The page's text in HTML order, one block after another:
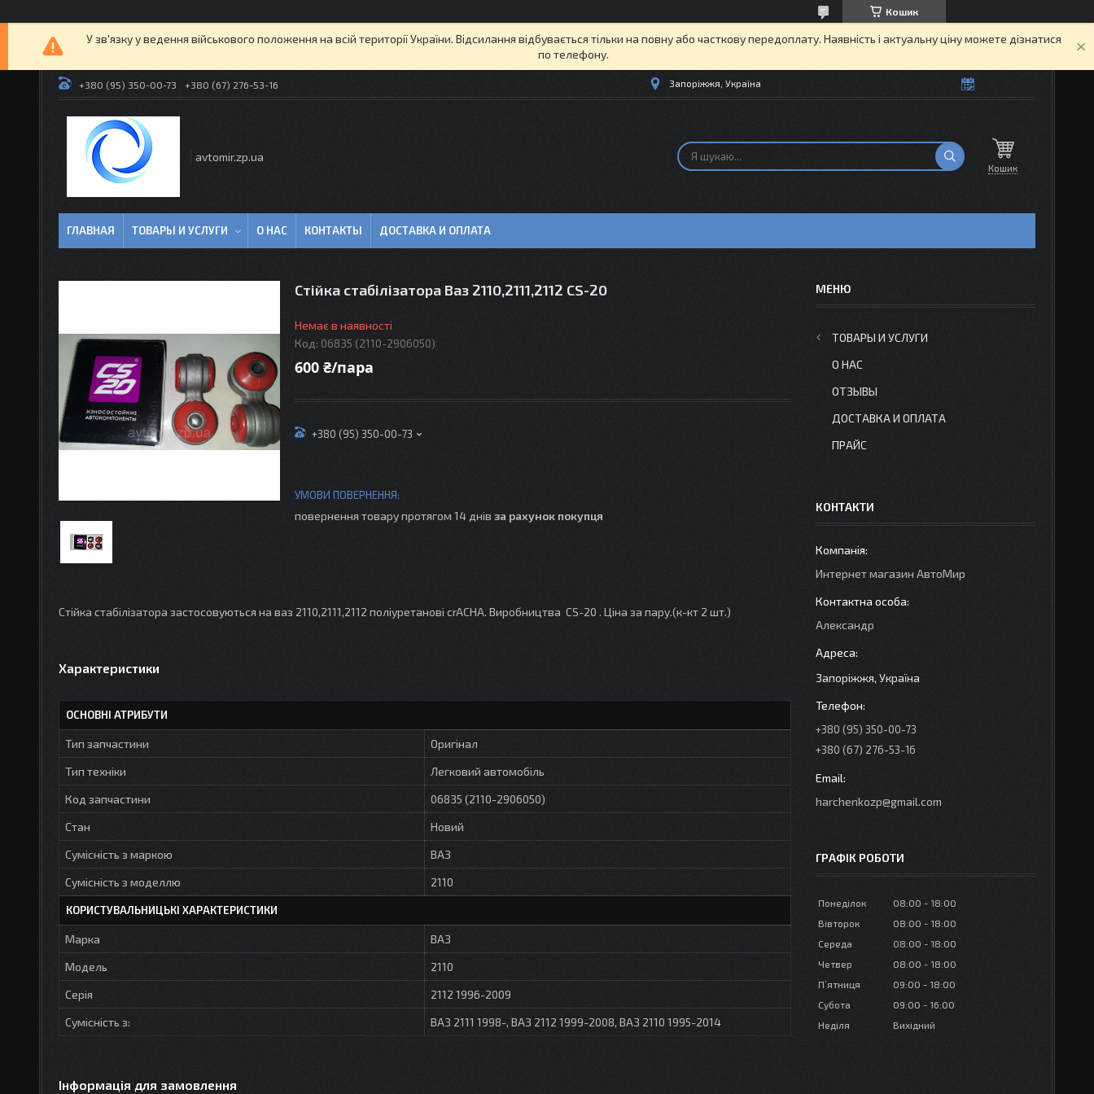
Кошик
У зв'язку у ведення військового положення на всій території України. Відсилання відбувається тільки на повну або часткову передоплату. Наявність і актуальну ціну можете дізнатися
по телефону.
+380 (95) 350-00-73 +380 (67) 276-53-16 Запоріжжя, Україна
avtomir.zp.ua
Кошик
ГЛАВНАЯ ТОВАРЫ И УСЛУГИ О НАС КОНТАКТЫ ДОСТАВКА И ОПЛАТА
Стійка стабілізатора Ваз 2110,2111,2112 CS-20
Немає в наявності
Код: 06835 (2110-2906050)
600 ₴/пара
+380 (95) 350-00-73
повернення товару протягом 14 днів за рахунок покупця
Стійка стабілізатора застосовуються на ваз 2110,2111,2112 поліуретанові crACНА. Виробництва CS-20 . Ціна за пару.(к-кт 2 шт.)
Характеристики
ОСНОВНІ АТРИБУТИ
Тип запчастини
Оригінал
Тип техніки
Легковий автомобіль
Код запчастини
06835 (2110-2906050)
Стан
Новий
Сумісність з маркою
ВАЗ
Сумісність з моделлю
2110
КОРИСТУВАЛЬНИЦЬКІ ХАРАКТЕРИСТИКИ
Марка
ВАЗ
Модель
2110
Серія
2112 1996-2009
Сумісність з:
ВАЗ 2111 1998-, ВАЗ 2112 1999-2008, ВАЗ 2110 1995-2014
Інформація для замовлення
ТОВАРЫ И УСЛУГИ
О НАС
ОТЗЫВЫ
ДОСТАВКА И ОПЛАТА
ПРАЙС
КОНТАКТИ
Интернет магазин АвтоМир
Александр
Запоріжжя, Україна
+380 (95) 350-00-73
+380 (67) 276-53-16
harchenkozp@gmail.com
ГРАФІК РОБОТИ
Понеділок 08:00
18:00
Вівторок
08:00
18:00
Середа
08:00
18:00
Четвер
08:00
18:00
Пʼятниця
09:00
18:00
Субота
09:00
16:00
Неділя
Вихідний